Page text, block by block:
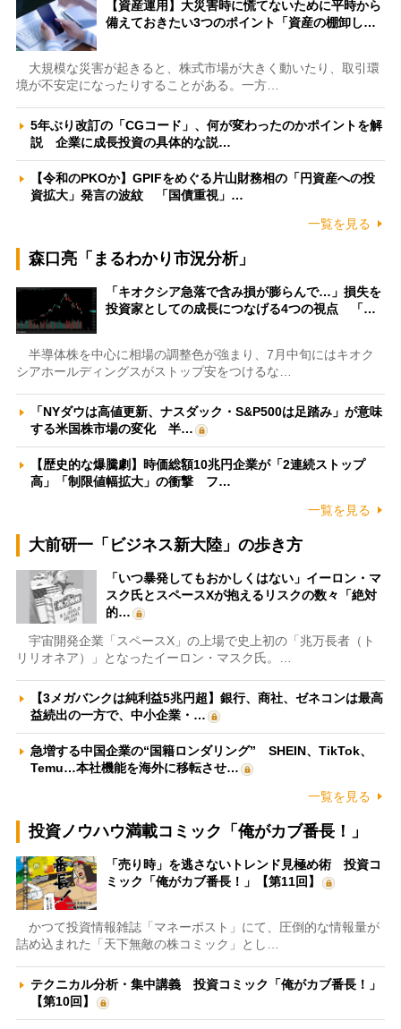
【資産運用】大災害時に慌てないために平時から
備えておきたい3つのポイント「資産の棚卸し…
大規模な災害が起きると、株式市場が大きく動いたり、取引環
境が不安定になったりすることがある。一方…
5年ぶり改訂の「CGコード」、何が変わったのかポイントを解
説 企業に成長投資の具体的な説…
【令和のPKOか】GPIFをめぐる片山財務相の「円資産への投
資拡大」発言の波紋 「国債重視」…
一覧を見る
森口亮「まるわかり市況分析」
「キオクシア急落で含み損が膨らんで…」損失を
投資家としての成長につなげる4つの視点 「…
半導体株を中心に相場の調整色が強まり、7月中旬にはキオク
シアホールディングスがストップ安をつけるな…
「NYダウは高値更新、ナスダック・S&P500は足踏み」が意味
する米国株市場の変化 半…
【歴史的な爆騰劇】時価総額10兆円企業が「2連続ストップ
高」「制限値幅拡大」の衝撃 フ…
一覧を見る
大前研一「ビジネス新大陸」の歩き方
「いつ暴発してもおかしくはない」イーロン・マ
スク氏とスペースXが抱えるリスクの数々「絶対
的…
宇宙開発企業「スペースX」の上場で史上初の「兆万長者（ト
リリオネア）」となったイーロン・マスク氏。…
【3メガバンクは純利益5兆円超】銀行、商社、ゼネコンは最高
益続出の一方で、中小企業・…
急増する中国企業の“国籍ロンダリング” SHEIN、TikTok、
Temu…本社機能を海外に移転させ…
一覧を見る
投資ノウハウ満載コミック「俺がカブ番長！」
「売り時」を逃さないトレンド見極め術 投資コ
ミック「俺がカブ番長！」【第11回】
かつて投資情報雑誌「マネーポスト」にて、圧倒的な情報量が
詰め込まれた「天下無敵の株コミック」とし…
テクニカル分析・集中講義 投資コミック「俺がカブ番長！」
【第10回】